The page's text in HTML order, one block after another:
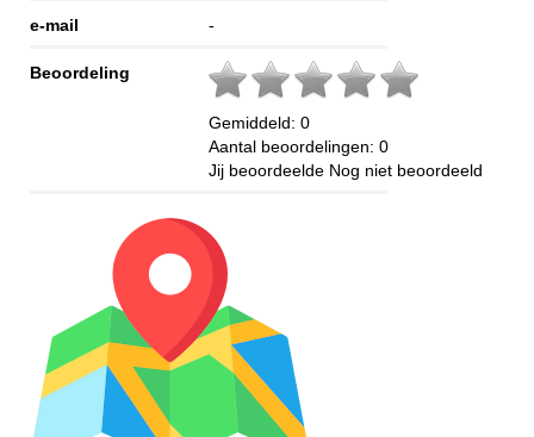
e-mail -
Beoordeling
Gemiddeld: 0
Aantal beoordelingen: 0
Jij beoordeelde Nog niet beoordeeld